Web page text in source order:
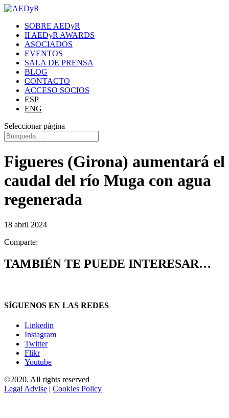
SOBRE AEDyR
II AEDyR AWARDS
ASOCIADOS
EVENTOS
SALA DE PRENSA
BLOG
CONTACTO
ACCESO SOCIOS
ESP
ENG
Seleccionar página
Figueres (Girona) aumentará el
caudal del río Muga con agua
regenerada
18 abril 2024
Comparte:
TAMBIÉN TE PUEDE INTERESAR…
SÍGUENOS EN LAS REDES
Linkedin
Instagram
Twitter
Flikr
Youtube
©2020. All rights reserved
Legal Advise | Cookies Policy